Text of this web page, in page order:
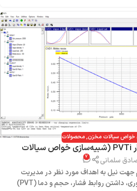
خواص سیالات مخزن,محصولات
آموزش ویدئویی نرم‌افزار PVTi (شبیه‌سازی خواص سیالات
سلمانی ۷
جهت نیل به اهداف مورد نظر در مدیریت
صحیح بر مخازن هیدروکربوری، داشتن روابط فشار، حجم و دما (PVT)